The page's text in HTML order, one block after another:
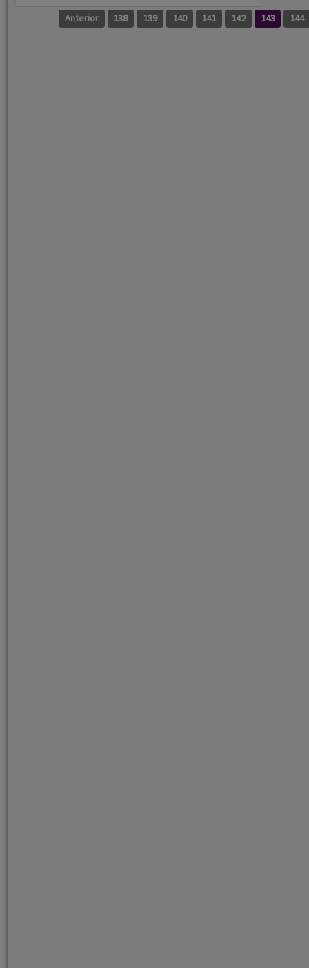
Anterior 138 139 140 141 142 143 144